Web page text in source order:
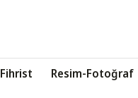
Fihrist Resim-Fotoğraf